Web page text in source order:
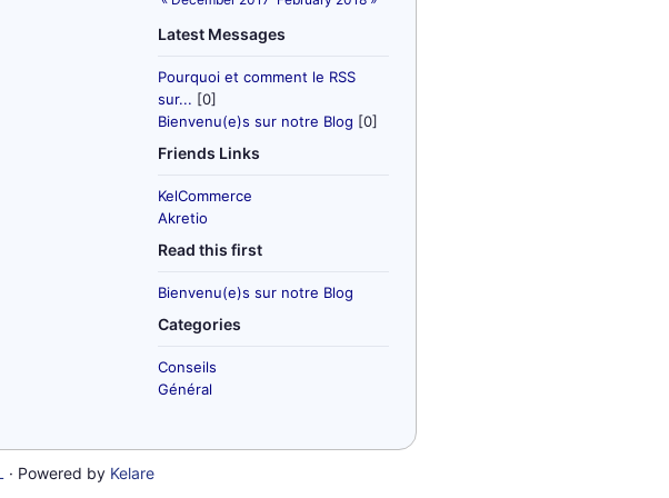
Latest Messages
Pourquoi et comment le RSS
sur... [0]
Bienvenu(e)s sur notre Blog [0]
Friends Links
KelCommerce
Akretio
Read this first
Bienvenu(e)s sur notre Blog
Categories
Conseils
Général
· Powered by Kelare